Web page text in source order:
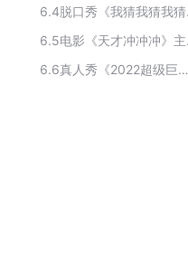
6.4
脱
6.5
电
6.6
真人秀《2022超级巨星红白艺能大赏》主要演员